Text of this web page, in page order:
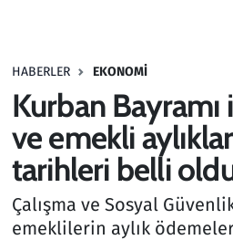
HABERLER EKONOMI
Kurban
ve emekli
tarihleri belli
Çalışma ve Sosyal
emeklilerin aylık
Haber
Kültür Sanat
Kurumsal Haberler
Lezzet Durağı